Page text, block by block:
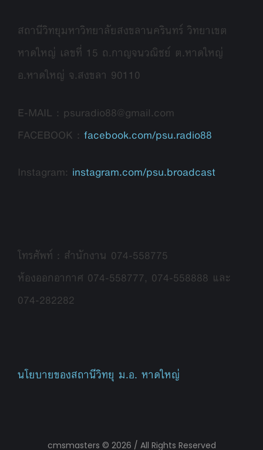
สถานีวิทยุมหาวิทยาลัยสงขลานครินทร์ วิทยาเขต
หาดใหญ่ เลขที่ 15 ถ.กาญจนวณิชย์ ต.หาดใหญ่
อ.หาดใหญ่ จ.สงขลา 90110
E-MAIL : psuradio88@gmail.com
FACEBOOK : facebook.com/psu.radio88
Instagram: instagram.com/psu.broadcast
โทรศัพท์ : สำนักงาน 074-558775
ห้องออกอากาศ 074-558777, 074-558888 และ
074-282282
นโยบายของสถานีวิทยุ ม.อ. หาดใหญ่
cmsmasters © 2026 / All Rights Reserved